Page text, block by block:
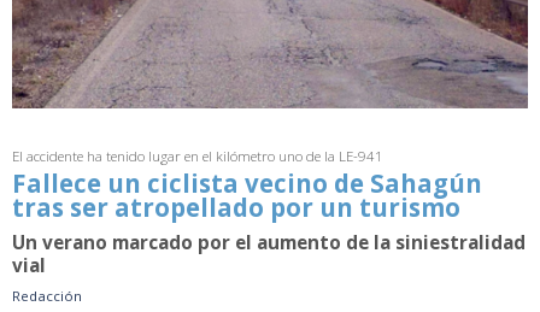
El accidente ha tenido lugar en el kilómetro uno de la LE-941
Fallece un ciclista vecino de Sahagún
tras ser atropellado por un turismo
Un verano marcado por el aumento de la siniestralidad
vial
Redacción